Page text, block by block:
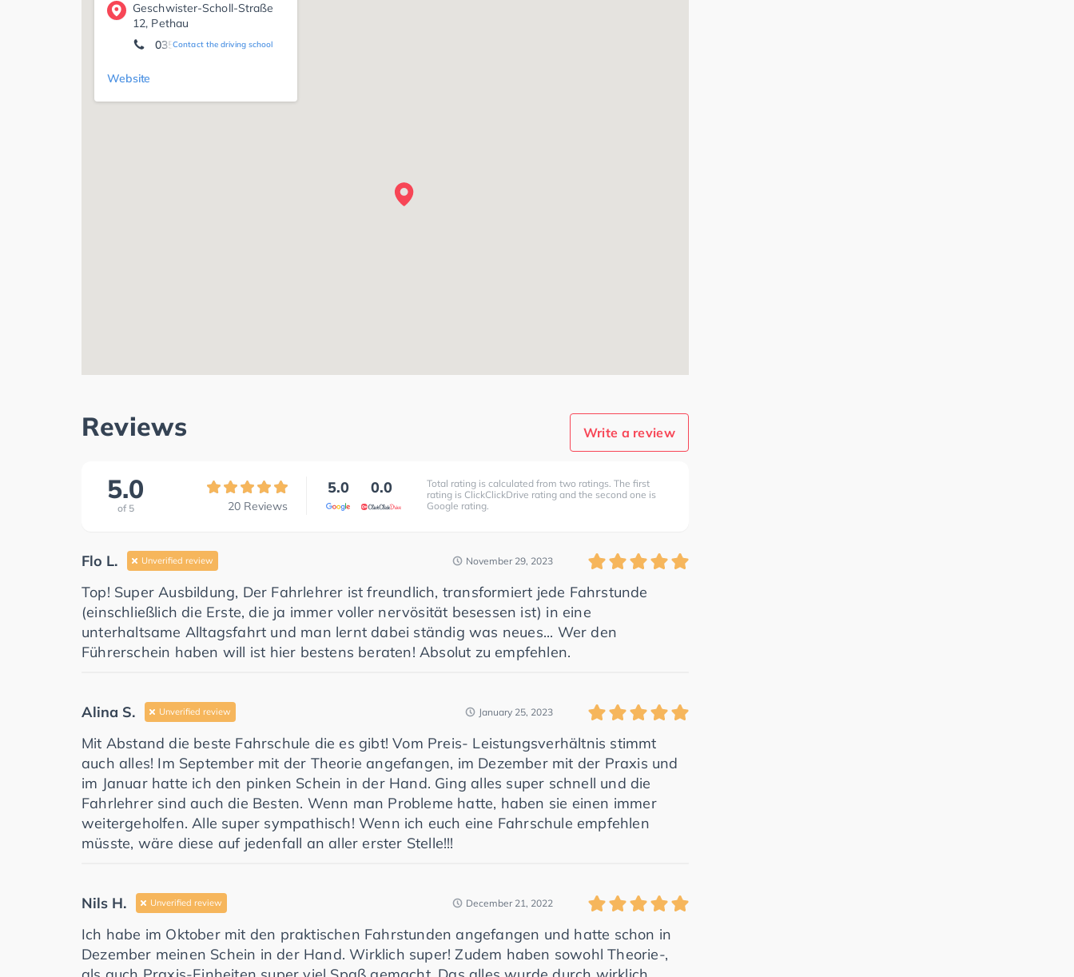
Geschwister-Scholl-Straße
12, Pethau
Contact the driving school
03583 703484
Website
Reviews Write a review
5.0
of 5 20 Reviews
5.0 0.0
Total rating is calculated from two ratings. The first
rating is ClickClickDrive rating and the second one is
Google rating.
Flo L. Unverified review November 29, 2023
Top! Super Ausbildung, Der Fahrlehrer ist freundlich, transformiert jede Fahrstunde
(einschließlich die Erste, die ja immer voller nervösität besessen ist) in eine
unterhaltsame Alltagsfahrt und man lernt dabei ständig was neues... Wer den
Führerschein haben will ist hier bestens beraten! Absolut zu empfehlen.
Alina S. Unverified review January 25, 2023
Mit Abstand die beste Fahrschule die es gibt! Vom Preis- Leistungsverhältnis stimmt
auch alles! Im September mit der Theorie angefangen, im Dezember mit der Praxis und
im Januar hatte ich den pinken Schein in der Hand. Ging alles super schnell und die
Fahrlehrer sind auch die Besten. Wenn man Probleme hatte, haben sie einen immer
weitergeholfen. Alle super sympathisch! Wenn ich euch eine Fahrschule empfehlen
müsste, wäre diese auf jedenfall an aller erster Stelle!!!
Nils H. Unverified review December 21, 2022
Ich habe im Oktober mit den praktischen Fahrstunden angefangen und hatte schon in
Dezember meinen Schein in der Hand. Wirklich super! Zudem haben sowohl Theorie-,